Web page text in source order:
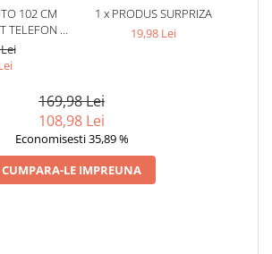
102 CM
TELEFON SI
LED 26
1 x PRODUS SURPRIZA
19,98 Lei
169,98 Lei
108,98 Lei
Economisesti 35,89 %
CUMPARA-LE IMPREUNA